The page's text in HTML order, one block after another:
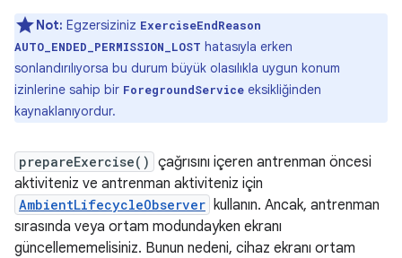
Not: Egzersiziniz ExerciseEndReason
AUTO_ENDED_PERMISSION_LOST hatasıyla erken
sonlandırılıyorsa bu durum büyük olasılıkla uygun konum
izinlerine sahip bir ForegroundService eksikliğinden
kaynaklanıyordur.
prepareExercise() çağrısını içeren antrenman öncesi
aktiviteniz ve antrenman aktiviteniz için
AmbientLifecycleObserver kullanın. Ancak, antrenman
sırasında veya ortam modundayken ekranı
güncellememelisiniz. Bunun nedeni, cihaz ekranı ortam